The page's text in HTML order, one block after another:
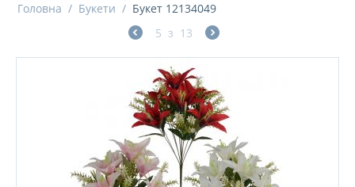
Головна / Букети / Букет 12134049
5 з 13